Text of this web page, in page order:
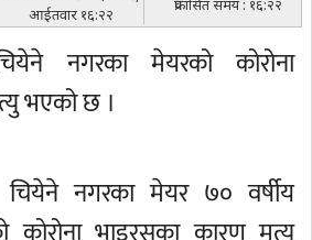
आईतवार १६:२२
प्रकासित समय : १६:२२
नगरका मेयरको कोरोना
भएको छ ।
चियेने नगरका मेयर ७० वर्षीय